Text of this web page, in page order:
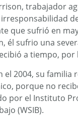
trabajador
que sufrió en
él sufrio una
a tiempo,
el 2004, su familia
porque no
por el Instituto
(WSIB).